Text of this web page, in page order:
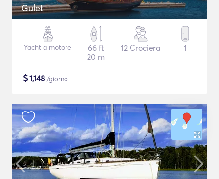
Gulet
Yacht a motore
66 ft
20 m
12 Crociera 1
$1,148 /giorno